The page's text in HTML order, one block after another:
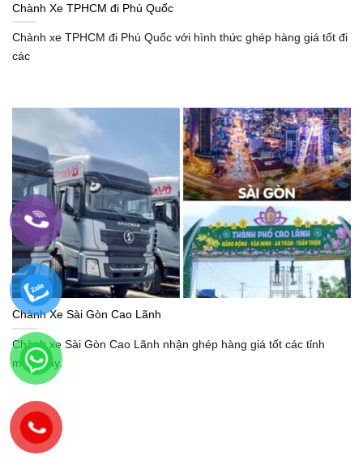
Chành Xe TPHCM đi Phú Quốc
Chành xe TPHCM đi Phú Quốc với hình thức ghép hàng giá tốt đi
các
Chành Xe Sài Gòn Cao Lãnh
Chành xe Sài Gòn Cao Lãnh nhận ghép hàng giá tốt các tỉnh
miền Tây.